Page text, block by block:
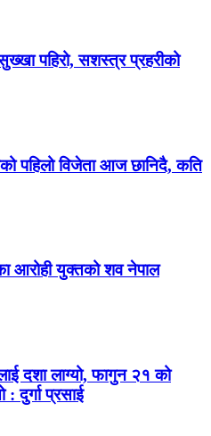
सुख्खा पहिरो, सशस्त्र प्रहरीको
पहिलो विजेता आज छानिदै, कति
आरोही युक्तको शव नेपाल
दशा लाग्यो, फागुन २१ को
: दुर्गा प्रसाई